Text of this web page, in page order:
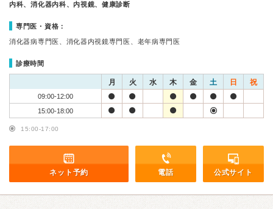
内科、消化器内科、内視鏡、健康診断
専門医・資格：
消化器病専門医、消化器内視鏡専門医、老年病専門医
診療時間
月 火 水 木 金 土 日 祝
09:00-12:00
15:00-18:00
15:00-17:00
ネット予約 電話 公式サイト